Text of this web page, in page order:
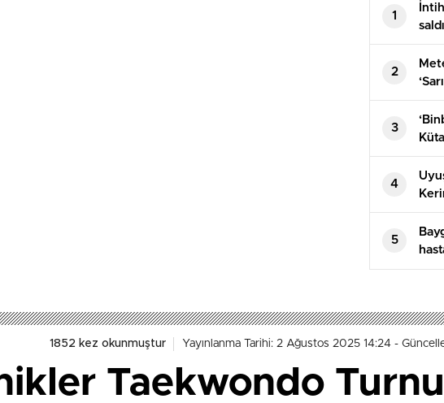
1
2
3
4
5
5
1852 kez okunmuştur Yayınlanma Tarihi: 2 Ağustos 2025 14:24 -
Taekwondo